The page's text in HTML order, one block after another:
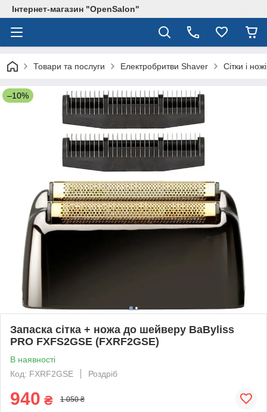
Інтернет-магазин "OpenSalon"
Товари та послуги Електробритви Shaver Сітки і
–10%
Запаска сітка + ножа до шейверу BaByliss
PRO FXFS2GSE (FXRF2GSE)
В наявності
Код: FXRF2GSE
Роздріб
940 ₴ 1 050 ₴